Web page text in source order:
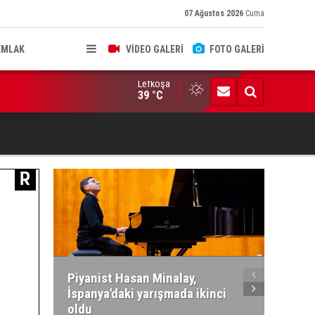
07 Ağustos 2026 Cuma
VİDEO GALERİ FOTO GALERİ
binalarına zarar verenler hakkında yasal işlem başlatıldı
Lefkoşa
39 °C
Piyanist Hasan Minalay,
İspanya'daki yarışmada ikinci
oldu